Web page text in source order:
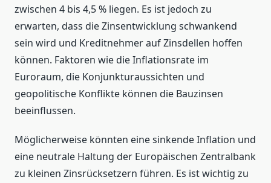
zwischen 4 bis 4,5 % liegen. Es ist jedoch zu
erwarten, dass die Zinsentwicklung schwankend
sein wird und Kreditnehmer auf Zinsdellen hoffen
können. Faktoren wie die Inflationsrate im
Euroraum, die Konjunkturaussichten und
geopolitische Konflikte können die Bauzinsen
beeinflussen.
Möglicherweise könnten eine sinkende Inflation und
eine neutrale Haltung der Europäischen Zentralbank
zu kleinen Zinsrücksetzern führen. Es ist wichtig zu